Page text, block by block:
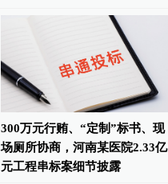
300万元行贿、“定制”标书、现
场厕所协商，河南某医院2.33亿
元工程串标案细节披露